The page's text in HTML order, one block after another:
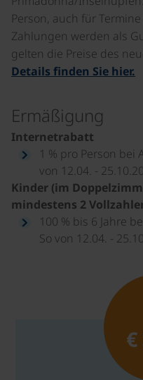
Person, auch für
Zahlungen werden als
gelten die Preise des
Details finden Sie hier.
Ermäßigung
Internetrabatt
1 % pro Person bei
von 12.04. -
Kinder (im
mindestens 2
100 % bis 6 Jahre
So von 12.04. -
€